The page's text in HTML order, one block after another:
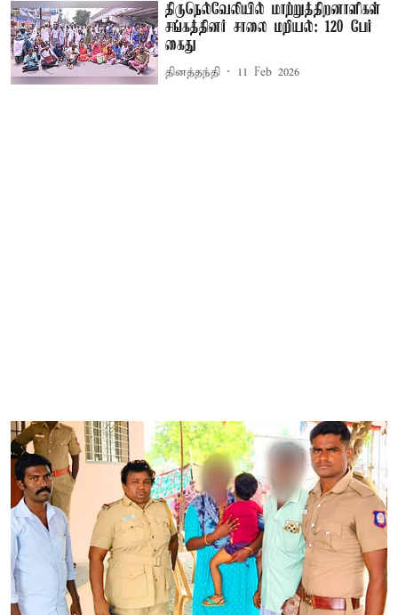
திருநெல்வேலியில் மாற்றுத்திறனாளிகள்
சங்கத்தினர் சாலை மறியல்: 120 பேர்
கைது
தினத்தந்தி 11 Feb 2026